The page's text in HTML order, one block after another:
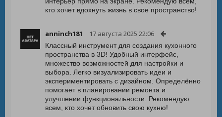
кто хочет вдохнуть жизнь в свое пространство!
anninch181 17 августа 2025 22:06
Классный инструмент для создания кухонного
пространства в 3D! Удобный интерфейс,
множество возможностей для настройки и
выбора. Легко визуализировать идеи и
экспериментировать с дизайном. Определённо
помогает в планировании ремонта и
улучшении функциональности. Рекомендую
всем, кто хочет обновить свою кухню!